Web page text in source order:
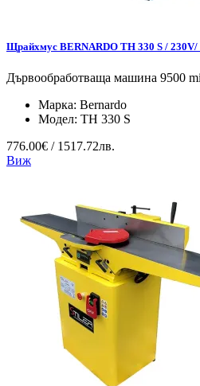
Щрайхмус BERNARDO TH 330 S / 230V/
Дървообработваща машина 9500
Марка: Bernardo
Модел: TH 330 S
776.00€ / 1517.72лв.
Виж